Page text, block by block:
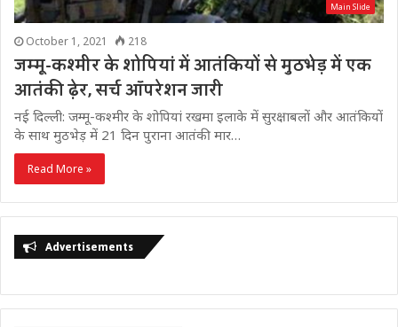
Main Slide
October 1, 2021 218
जम्मू-कश्मीर के शोपियां में आतंकियों से मुठभेड़ में एक
आतंकी ढ़ेर, सर्च ऑपरेशन जारी
नई दिल्ली: जम्मू-कश्मीर के शोपियां रखमा इलाके में सुरक्षाबलों और आतंकियों
के साथ मुठभेड़ में 21 दिन पुराना आतंकी मार…
Read More »
Advertisements